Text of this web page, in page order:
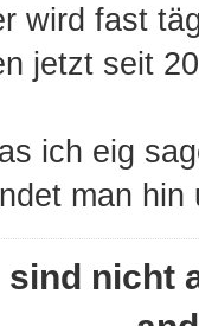
wird fast
jetzt seit
ich eig
man
sind nicht